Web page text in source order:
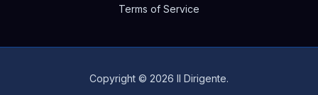
Terms of Service
Copyright © 2026 Il Dirigente.